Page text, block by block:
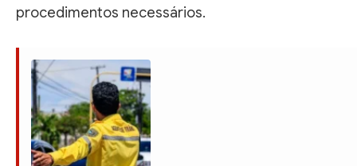
procedimentos necessários.